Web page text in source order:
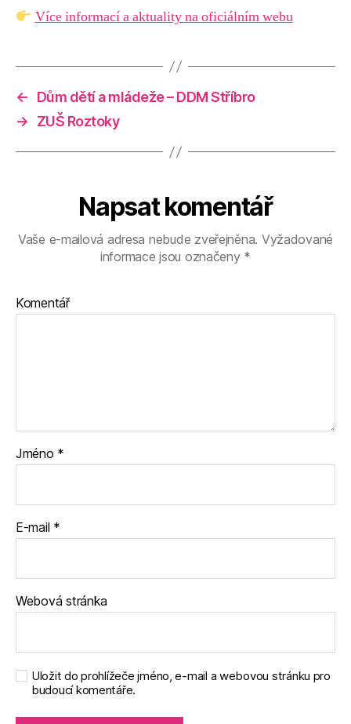
Více informací a aktuality na oficiálním webu
←
Dům dětí a mládeže – DDM Stříbro
→
ZUŠ Roztoky
Napsat komentář
Vaše e-mailová adresa nebude zveřejněna. Vyžadované
informace jsou označeny *
Komentář
Jméno *
E-mail *
Webová stránka
Uložit do prohlížeče jméno, e-mail a webovou stránku pro
budoucí komentáře.